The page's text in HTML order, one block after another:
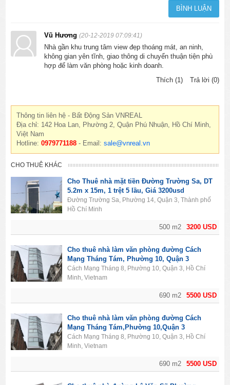
Vũ Hương(20-12-2019 07:09:41)
Nhà gần khu trung tâm view đẹp thoáng mát, an ninh,
không gian yên tĩnh, giao thông di chuyển thuận tiện phù
hợp để làm văn phòng hoặc kinh doanh.
Thích (1)
Trả lời (0)
Thông tin liên hệ - Bất Động Sản VNREAL
Địa chỉ: 142 Hoa Lan, Phường 2, Quận Phú Nhuận, Hồ Chí Minh,
Việt Nam
Hotline:0979771188 - Email:sale@vnreal.vn
CHO THUÊ KHÁC
3200 USD
500 m2
Cho Thuê nhà mặt tiền Đường Trường Sa, DT
5.2m x 15m, 1 trệt 5 lầu, Giá 3200usd
Đường Trường Sa, Phường 14, Quận 3, Thành phố
Hồ Chí Minh
5500 USD
690 m2
Cho thuê nhà làm văn phòng đường Cách
Mạng Tháng Tám, Phường 10, Quận 3
Cách Mạng Tháng 8, Phường 10, Quận 3, Hồ Chí
Minh, Vietnam
5500 USD
690 m2
Cho thuê nhà làm văn phòng đường Cách
Mạng Tháng Tám,Phường 10,Quận 3
Cách Mạng Tháng 8, Phường 10, Quận 3, Hồ Chí
Minh, Vietnam